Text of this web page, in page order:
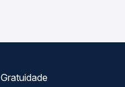
Gratuidade